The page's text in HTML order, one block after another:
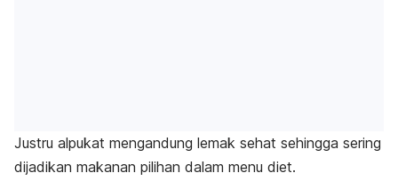
Justru alpukat mengandung lemak sehat sehingga sering
dijadikan makanan pilihan dalam menu diet.